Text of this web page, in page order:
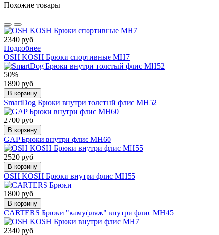
Похожие товары
2340 руб
Подробнее
OSH KOSH Брюки спортивные МН7
50%
1890 руб
В корзину
SmartDog Брюки внутри толстый флис МН52
2700 руб
В корзину
GAP Брюки внутри флис МН60
2520 руб
В корзину
OSH KOSH Брюки внутри флис МН55
1800 руб
В корзину
CARTERS Брюки "камуфляж" внутри флис МН45
2340 руб